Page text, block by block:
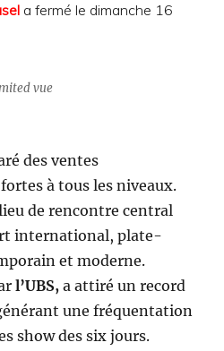
a fermé le dimanche 16
vue
des ventes
à tous les niveaux.
de rencontre central
international, plate-
et moderne.
l’UBS, a attiré un record
une fréquentation
show des six jours.